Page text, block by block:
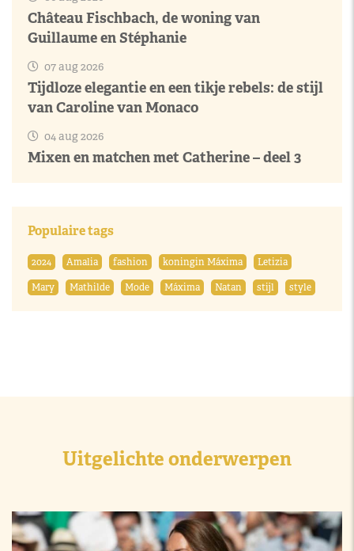
Château Fischbach, de woning van
Guillaume en Stéphanie
07 aug 2026
Tijdloze elegantie en een tikje rebels: de stijl
van Caroline van Monaco
04 aug 2026
Mixen en matchen met Catherine – deel 3
Populaire tags
2024 Amalia fashion koningin Máxima
Letizia
Mary
Mathilde Mode Máxima Natan stijl style
Uitgelichte onderwerpen